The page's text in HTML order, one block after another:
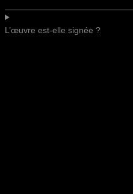
L’œuvre est-elle signée ?